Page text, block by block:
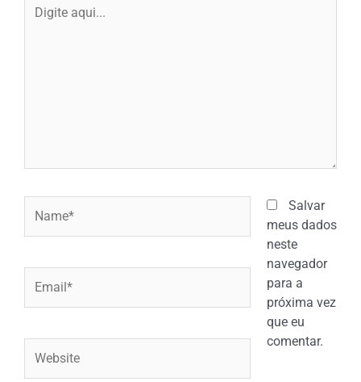
aqui...
Salvar
meus dados
neste
navegador
para a
próxima vez
que eu
comentar.